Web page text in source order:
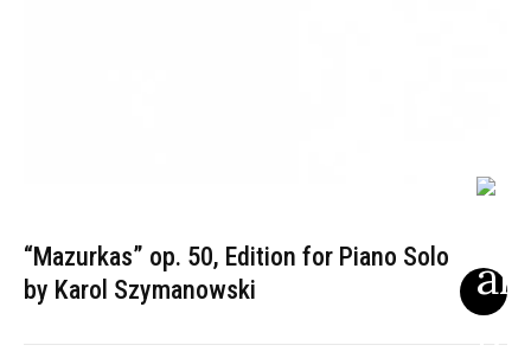
“Mazurkas” op. 50, Edition for Piano Solo
by Karol Szymanowski